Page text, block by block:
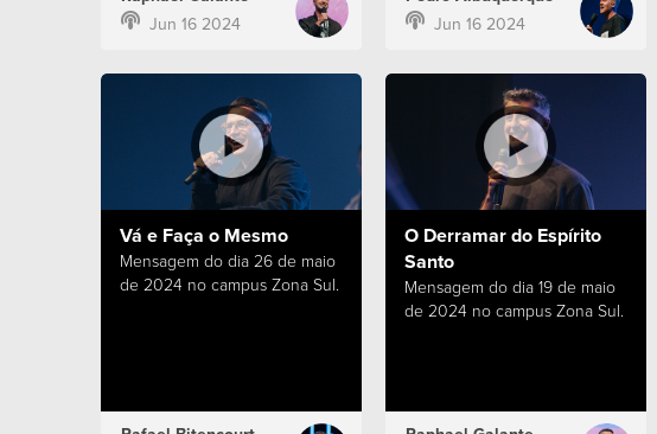
Jun 16 2024
Jun 16 2024
Vá e Faça o Mesmo
Mensagem do dia 26 de maio
de 2024 no campus Zona Sul.
O Derramar do Espírito
Santo
Mensagem do dia 19 de maio
de 2024 no campus Zona Sul.